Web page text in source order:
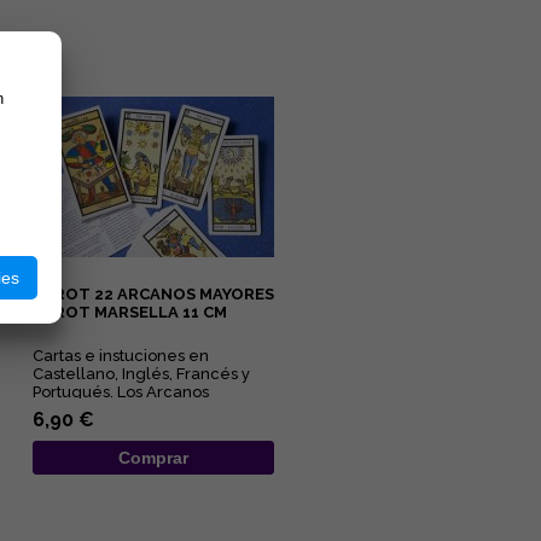
TAROT 22 ARCANOS MAYORES
TAROT MARSELLA 11 CM
Cartas e instuciones en
Castellano, Inglés, Francés y
Portugués. Los Arcanos
Mayores que ahora
presentamos est...
6,90 €
Comprar